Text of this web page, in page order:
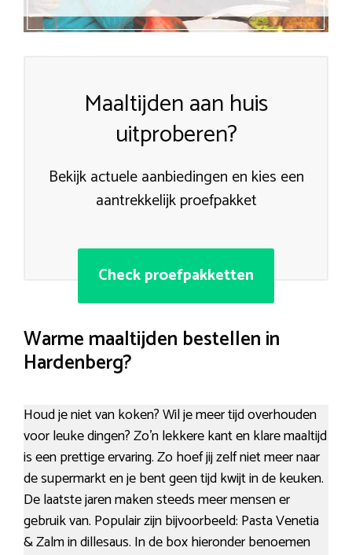
Maaltijden aan huis
uitproberen?
Bekijk actuele aanbiedingen en kies een
aantrekkelijk proefpakket
Check proefpakketten
Warme maaltijden bestellen in
Hardenberg?
Houd je niet van koken? Wil je meer tijd overhouden
voor leuke dingen? Zo’n lekkere kant en klare maaltijd
is een prettige ervaring. Zo hoef jij zelf niet meer naar
de supermarkt en je bent geen tijd kwijt in de keuken.
De laatste jaren maken steeds meer mensen er
gebruik van. Populair zijn bijvoorbeeld: Pasta Venetia
& Zalm in dillesaus. In de box hieronder benoemen